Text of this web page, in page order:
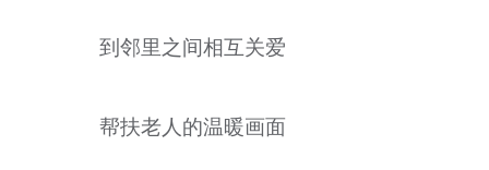
到邻里之间相互关爱
帮扶老人的温暖画面